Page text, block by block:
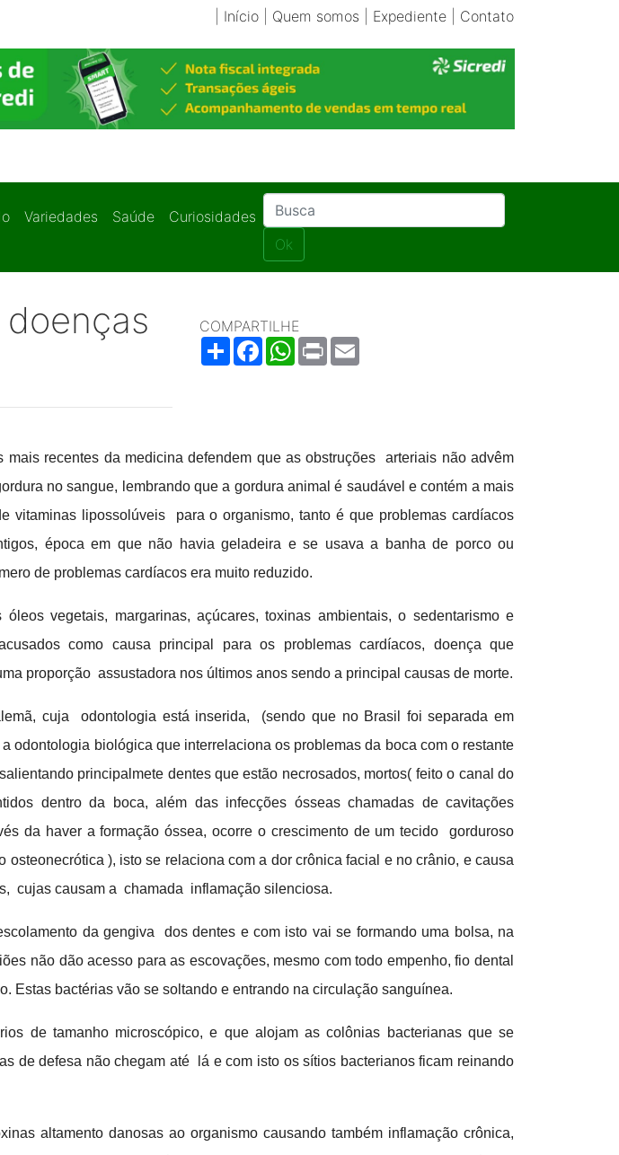
Início| Quem somos Expediente| Contato
Variedades Saúde
Curiosidades
Ok
COMPARTILHE
ShareFacebookWhatsApp
Print
mais recentes da medicina defendem que as obstruções arteriais não advêm
no sangue, lembrando que a gordura animal é saudável e contém a mais
vitaminas lipossolúveis para o organismo, tanto é que problemas cardíacos
época em que não havia geladeira e se usava a banha de porco ou
de problemas cardíacos era muito reduzido.
óleos vegetais, margarinas, açúcares, toxinas ambientais, o sedentarismo e
como causa principal para os problemas cardíacos, doença que
proporção assustadora nos últimos anos sendo a principal causas de morte.
cuja odontologia está inserida, (sendo que no Brasil foi separada em
odontologia biológica que interrelaciona os problemas da boca com o restante
principalmete dentes que estão necrosados, mortos( feito o canal do
dentro da boca, além das infecções ósseas chamadas de cavitações
da haver a formação óssea, ocorre o crescimento de um tecido gorduroso
), isto se relaciona com a dor crônica facial e no crânio, e causa
cujas causam a chamada inflamação silenciosa.
da gengiva dos dentes e com isto vai se formando uma bolsa, na
não dão acesso para as escovações, mesmo com todo empenho, fio dental
Estas bactérias vão se soltando e entrando na circulação sanguínea.
de tamanho microscópico, e que alojam as colônias bacterianas que se
de defesa não chegam até lá e com isto os sítios bacterianos ficam reinando
altamento danosas ao organismo causando também inflamação crônica,